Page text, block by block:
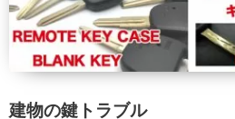
建物の鍵トラブル